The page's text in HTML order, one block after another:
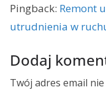
Pingback: Remont
utrudnienia w
Dodaj
Twój adres email